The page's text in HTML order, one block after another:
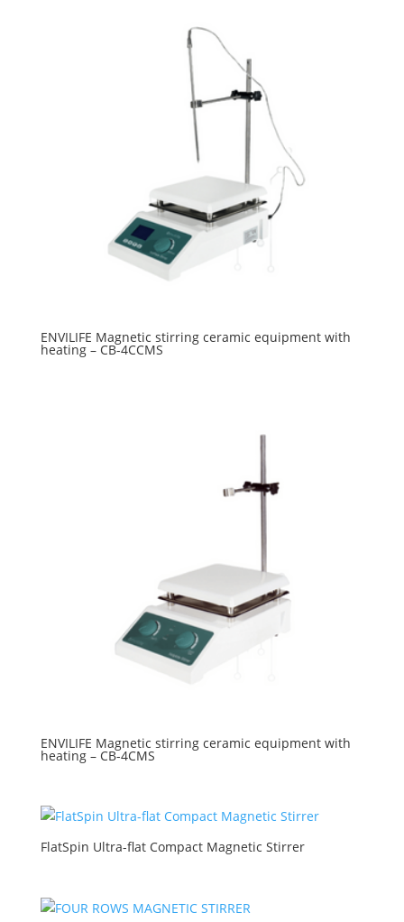
ENVILIFE Magnetic stirring ceramic equipment with
heating – CB-4CCMS
ENVILIFE Magnetic stirring ceramic equipment with
heating – CB-4CMS
FlatSpin Ultra-flat Compact Magnetic Stirrer